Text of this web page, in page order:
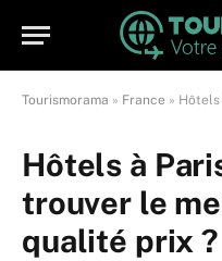
Tourismorama » France » Hôtels à
Hôtels à
trouver le
qualité prix ?